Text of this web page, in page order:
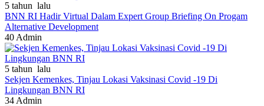
5 tahun lalu
BNN RI Hadir Virtual Dalam Expert Group Briefing On Progam
Alternative Development
40 Admin
5 tahun lalu
Sekjen Kemenkes, Tinjau Lokasi Vaksinasi Covid -19 Di
Lingkungan BNN RI
34 Admin